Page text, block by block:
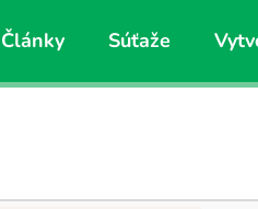
Články Súťaže